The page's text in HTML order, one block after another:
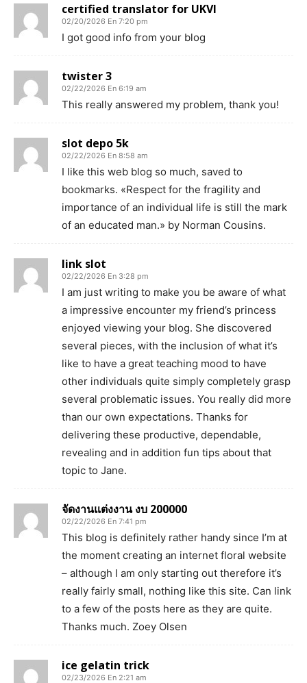
certified translator for UKVI
02/20/2026 En 7:20 pm
I got good info from your blog
twister 3
02/22/2026 En 6:19 am
This really answered my problem, thank you!
slot depo 5k
02/22/2026 En 8:58 am
I like this web blog so much, saved to
bookmarks. «Respect for the fragility and
importance of an individual life is still the mark
of an educated man.» by Norman Cousins.
link slot
02/22/2026 En 3:28 pm
I am just writing to make you be aware of what
a impressive encounter my friend’s princess
enjoyed viewing your blog. She discovered
several pieces, with the inclusion of what it’s
like to have a great teaching mood to have
other individuals quite simply completely grasp
several problematic issues. You really did more
than our own expectations. Thanks for
delivering these productive, dependable,
revealing and in addition fun tips about that
topic to Jane.
จัดงานแต่งงาน งบ 200000
02/22/2026 En 7:41 pm
This blog is definitely rather handy since I’m at
the moment creating an internet floral website
– although I am only starting out therefore it’s
really fairly small, nothing like this site. Can link
to a few of the posts here as they are quite.
Thanks much. Zoey Olsen
ice gelatin trick
02/23/2026 En 2:21 am